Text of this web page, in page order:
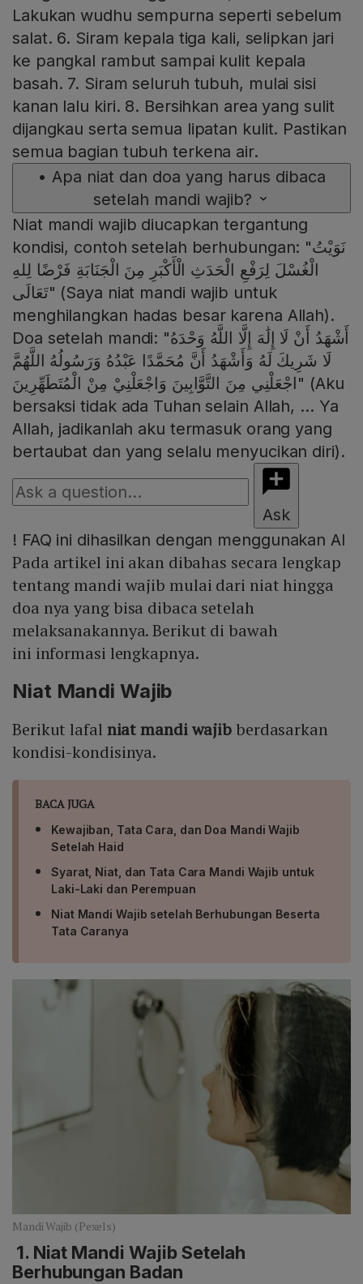
Lakukan wudhu sempurna seperti sebelum
salat. 6. Siram kepala tiga kali, selipkan jari
ke pangkal rambut sampai kulit kepala
basah. 7. Siram seluruh tubuh, mulai sisi
kanan lalu kiri. 8. Bersihkan area yang sulit
dijangkau serta semua lipatan kulit. Pastikan
semua bagian tubuh terkena air.
• Apa niat dan doa yang harus dibaca
setelah mandi wajib?
Niat mandi wajib diucapkan tergantung
kondisi, contoh setelah berhubungan: "نَوَيْتُ
الْغُسْلَ لِرَفْعِ الْحَدَثِ الْأَكْبَرِ مِنَ الْجَنَابَةِ فَرْضًا لِلهِ
تَعَالَى" (Saya niat mandi wajib untuk
menghilangkan hadas besar karena Allah).
Doa setelah mandi: "أَشْهَدُ أَنْ لَا إِلَٰهَ إِلَّا اللَّهُ وَحْدَهُ
لَا شَرِيكَ لَهُ وَأَشْهَدُ أَنَّ مُحَمَّدًا عَبْدُهُ وَرَسُولُهُ اللَّهُمَّ
اجْعَلْنِي مِنَ التَّوَّابِينَ وَاجْعَلْنِيْ مِنْ الْمُتَطَهِّرِينَ" (Aku
bersaksi tidak ada Tuhan selain Allah, ... Ya
Allah, jadikanlah aku termasuk orang yang
bertaubat dan yang selalu menyucikan diri).
Ask
! FAQ ini dihasilkan dengan menggunakan AI
Pada artikel ini akan dibahas secara lengkap
tentang mandi wajib mulai dari niat hingga
doa nya yang bisa dibaca setelah
melaksanakannya. Berikut di bawah
ini informasi lengkapnya.
Niat Mandi Wajib
Berikut lafal niat mandi wajibberdasarkan
kondisi-kondisinya.
BACA JUGA
Kewajiban, Tata Cara, dan Doa Mandi Wajib
Setelah Haid
Syarat, Niat, dan Tata Cara Mandi Wajib untuk
Laki-Laki dan Perempuan
Niat Mandi Wajib setelah Berhubungan Beserta
Tata Caranya
Mandi Wajib (Pexels)
1. Niat Mandi Wajib Setelah
Berhubungan Badan